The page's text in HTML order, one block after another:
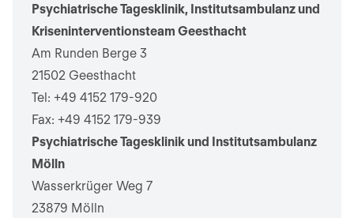
Psychiatrische Tagesklinik, Institutsambulanz und
Kriseninterventionsteam Geesthacht
Am Runden Berge 3
21502 Geesthacht
Tel: +49 4152 179-920
Fax: +49 4152 179-939
Psychiatrische Tagesklinik und Institutsambulanz
Mölln
Wasserkrüger Weg 7
23879 Mölln